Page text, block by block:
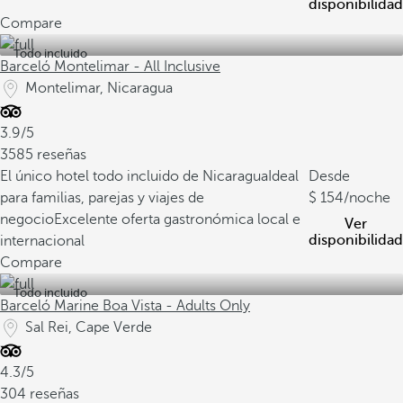
disponibilidad
Compare
Todo incluido
Barceló Montelimar - All Inclusive
Montelimar, Nicaragua
3.9/5
3585 reseñas
El único hotel todo incluido de Nicaragua Ideal
para familias, parejas y viajes de
negocioExcelente oferta gastronómica local e
internacional
Desde
154/noche
Ver
disponibilidad
Compare
Todo incluido
Barceló Marine Boa Vista - Adults Only
Sal Rei, Cape Verde
4.3/5
304 reseñas